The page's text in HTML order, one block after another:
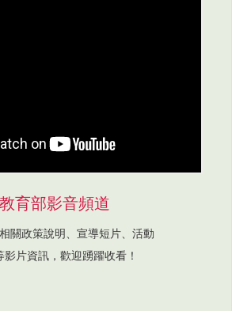
教育部影音頻道
關政策說明、宣導短片、活動
影片資訊，歡迎踴躍收看！